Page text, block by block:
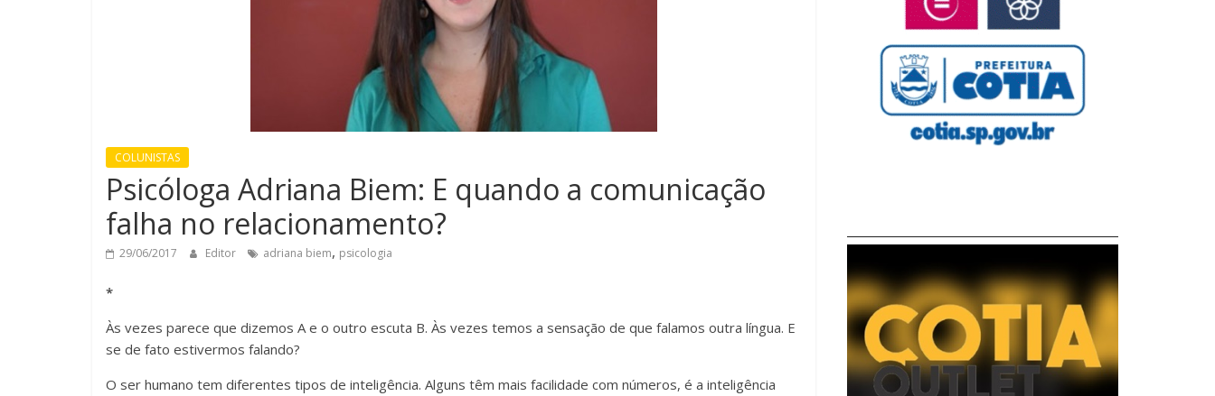
COLUNISTAS
Psicóloga Adriana Biem: E quando a comunicação
falha no relacionamento?
29/06/2017 Editor adriana biem, psicologia
*
Às vezes parece que dizemos A e o outro escuta B. Às vezes temos a sensação de que falamos outra língua. E
se de fato estivermos falando?
O ser humano tem diferentes tipos de inteligência. Alguns têm mais facilidade com números, é a inteligência